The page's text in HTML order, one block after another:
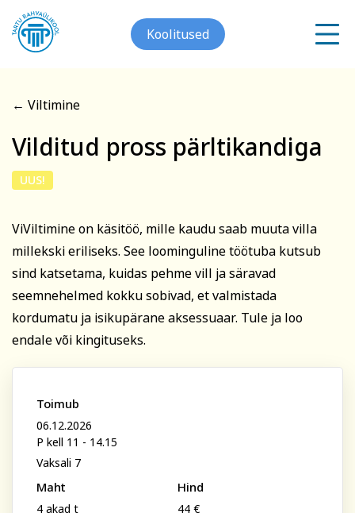
Koolitused
Kunst
Psühholoogia ja
Meist
Kontakt
Blogi
Projektid
Facebook
← Viltimine
Vilditud pross pärltikandiga
UUS!
ViViltimine on käsitöö, mille kaudu saab muuta villa
millekski eriliseks. See loominguline töötuba kutsub
sind katsetama, kuidas pehme vill ja säravad
seemnehelmed kokku sobivad, et valmistada
kordumatu ja isikupärane aksessuaar. Tule ja loo
endale või kingituseks.
Toimub
06.12.2026
P kell 11 - 14.15
Vaksali 7
Maht
4 akad t
Hind
44 €
Registreerin koolitusele
Vilditud pross
pärltikandiga
Eesnimi
Telefon
E-posti aadress